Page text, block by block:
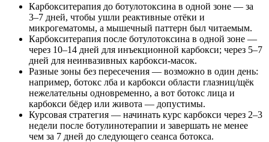
Карбокситерапия до ботулотоксина в одной зоне — за
3–7 дней, чтобы ушли реактивные отёки и
микрогематомы, а мышечный паттерн был читаемым.
Карбокситерапия после ботулотоксина в одной зоне —
через 10–14 дней для инъекционной карбокси; через 5–7
дней для неинвазивных карбокси-масок.
Разные зоны без пересечения — возможно в один день:
например, ботокс лба и карбокси области глазниц/щёк
нежелательны одновременно, а вот ботокс лица и
карбокси бёдер или живота — допустимы.
Курсовая стратегия — начинать курс карбокси через 2–3
недели после ботулинотерапии и завершать не менее
чем за 7 дней до следующего сеанса ботокса.